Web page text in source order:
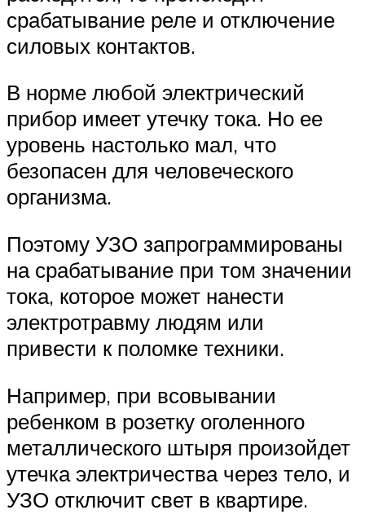
срабатывание реле и отключение
силовых контактов.
В норме любой электрический
прибор имеет утечку тока. Но ее
уровень настолько мал, что
безопасен для человеческого
организма.
Поэтому УЗО запрограммированы
на срабатывание при том значении
тока, которое может нанести
электротравму людям или
привести к поломке техники.
Например, при всовывании
ребенком в розетку оголенного
металлического штыря произойдет
утечка электричества через тело, и
УЗО отключит свет в квартире.